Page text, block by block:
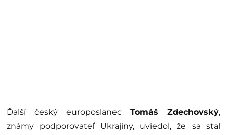
Ďalší český europoslanec Tomáš Zdechovský,
známy podporovateľ Ukrajiny, uviedol, že sa stal